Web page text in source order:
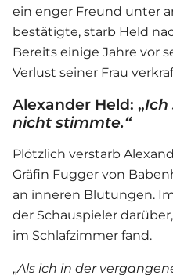
ein enger Freund unter
bestätigte, starb Held
Bereits einige Jahre vor
Verlust seiner Frau
Alexander Held: „Ich
nicht stimmte.“
Plötzlich verstarb
Gräfin Fugger von
an inneren Blutungen.
der Schauspieler
im Schlafzimmer fand.
„Als ich in der